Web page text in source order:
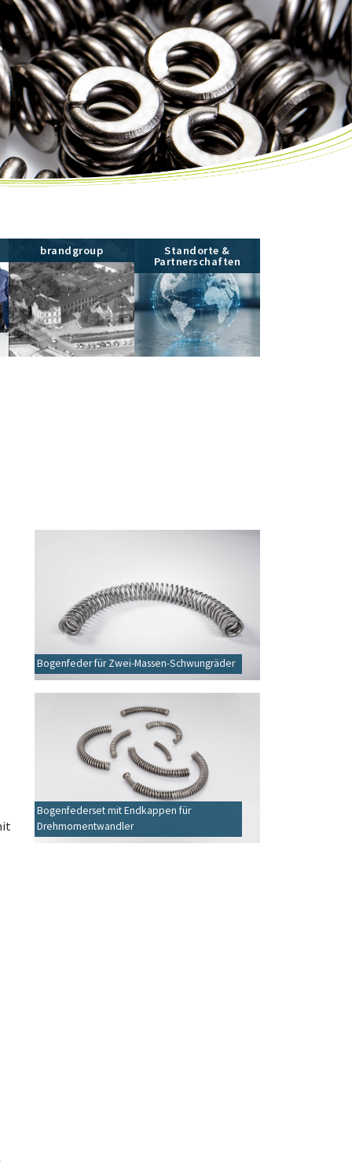
brandgroup Standorte &
Partnerschaften
Bogenfeder für Zwei-Massen-Schwungräder
Bogenfederset mit Endkappen für
Drehmomentwandler